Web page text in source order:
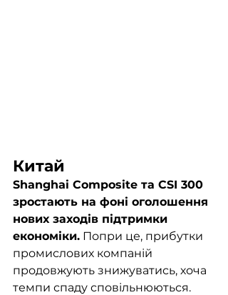
Китай
Shanghai Composite та CSI 300
зростають на фоні оголошення
нових заходів підтримки
економіки. Попри це, прибутки
промислових компаній
продовжують знижуватись, хоча
темпи спаду сповільнюються.